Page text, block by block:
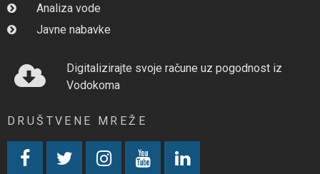
Analiza vode
Javne nabavke
Digitalizirajte svoje račune uz pogodnost iz
Vodokoma
DRUŠTVENE MREŽE